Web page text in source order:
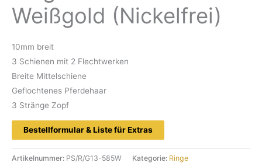
Weißgold (Nickelfrei)
10mm breit
3 Schienen mit 2 Flechtwerken
Breite Mittelschiene
Geflochtenes Pferdehaar
3 Stränge Zopf
Bestellformular & Liste für Extras
Artikelnummer: PS/R/G13-585W Kategorie: Ringe